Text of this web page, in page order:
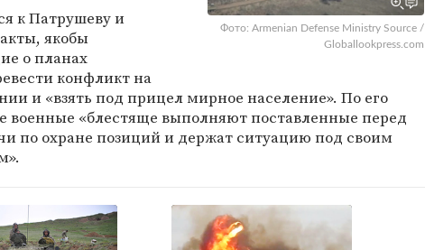
Фото: Armenian Defense Ministry Source /
Globallookpress.com
к Патрушеву и
якобы
о планах
конфликт на
и «взять под прицел мирное население». По его
военные «блестяще выполняют поставленные перед
по охране позиций и держат ситуацию под своим